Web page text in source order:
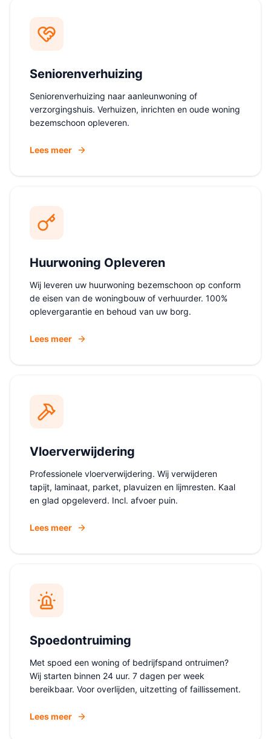
Seniorenverhuizing
Seniorenverhuizing naar aanleunwoning of
verzorgingshuis. Verhuizen, inrichten en oude woning
bezemschoon opleveren.
Lees meer
Huurwoning Opleveren
Wij leveren uw huurwoning bezemschoon op conform
de eisen van de woningbouw of verhuurder. 100%
oplevergarantie en behoud van uw borg.
Lees meer
Vloerverwijdering
Professionele vloerverwijdering. Wij verwijderen
tapijt, laminaat, parket, plavuizen en lijmresten. Kaal
en glad opgeleverd. Incl. afvoer puin.
Lees meer
Spoedontruiming
Met spoed een woning of bedrijfspand ontruimen?
Wij starten binnen 24 uur. 7 dagen per week
bereikbaar. Voor overlijden, uitzetting of faillissement.
Lees meer